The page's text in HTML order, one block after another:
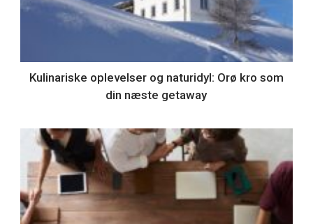
Kulinariske oplevelser og naturidyl: Orø kro som
din næste getaway